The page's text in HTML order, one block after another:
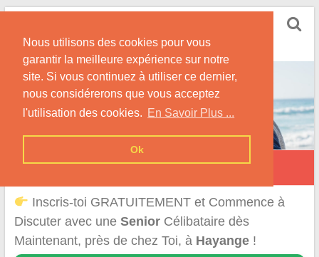
Nous utilisons des cookies pour vous
garantir la meilleure expérience sur notre
site. Si vous continuez à utiliser ce dernier,
nous considérerons que vous acceptez
l'utilisation des cookies. En Savoir Plus ...
Ok
Skip
content
Conseils & Infos pour la Rencontre d'une Senior
Hayange
Inscris-toi GRATUITEMENT et Commence à
Discuter avec une SeniorCélibataire dès
Maintenant, près de chez Toi, à Hayange!